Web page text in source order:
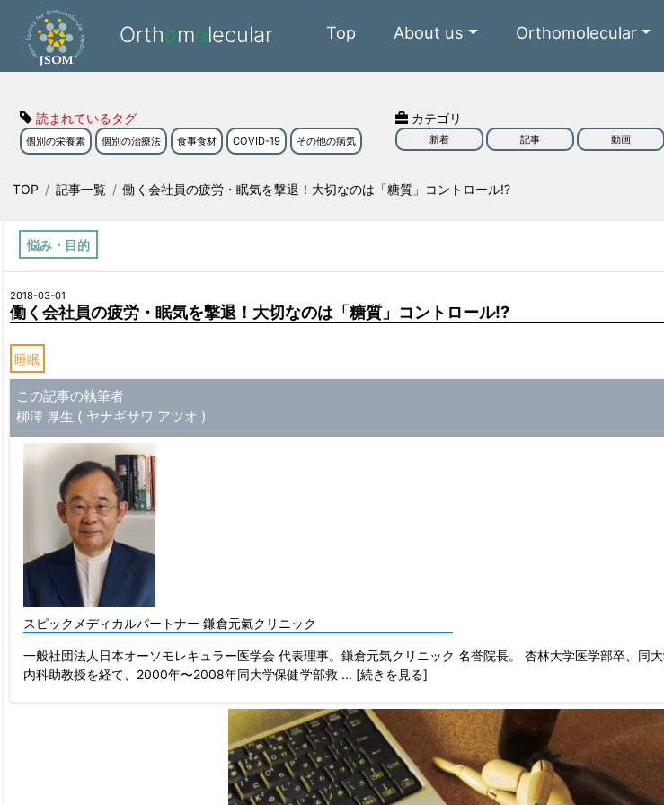
Orthomolecular Top About us Orthomolecular
読まれているタグ
個別の栄養素 個別の治療法 食事食材 COVID-19 その他の病気
カテゴリ
新着 記事 動画
TOP 記事一覧 働く会社員の疲労・眠気を撃退！大切なのは「糖質」コントロール!?
悩み・目的
2018-03-01
働く会社員の疲労・眠気を撃退！大切なのは「糖質」コントロール!?
睡眠
この記事の執筆者
柳澤 厚生 ( ヤナギサワ アツオ )
スピックメディカルパートナー 鎌倉元氣クリニック
一般社団法人日本オーソモレキュラー医学会 代表理事。鎌倉元気クリニック 名誉院長。 杏林大学医学部卒、同
内科助教授を経て、2000年〜2008年同大学保健学部救 ... [続きを見る]